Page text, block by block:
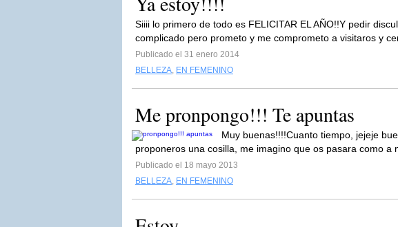
Siiii lo primero de todo es FELICITAR EL AÑO!!Y pedir
complicado pero prometo y me comprometo a visitaros y
Publicado el 31 enero 2014
BELLEZA, EN FEMENINO
Me pronpongo!!! Te apuntas
Muy buenas!!!!Cuanto tiempo, jejeje
proponeros una cosilla, me imagino que os pasara como a
Publicado el 18 mayo 2013
BELLEZA, EN FEMENINO